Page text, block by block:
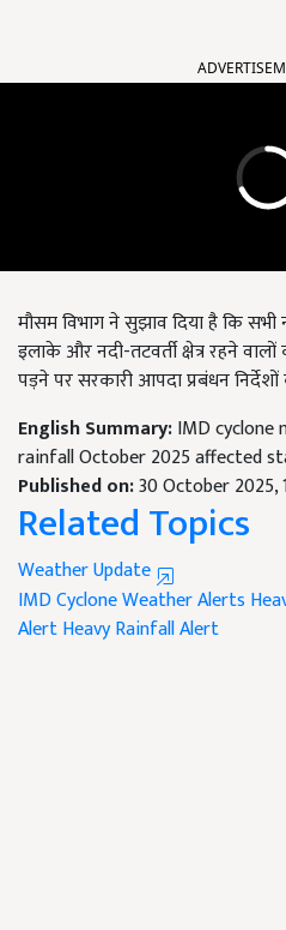
मौसम विभाग ने सुझाव दिया है कि
इलाके और नदी-तटवर्ती क्षेत्र रहने
पड़ने पर सरकारी आपदा प्रबंधन
English Summary:IMD
rainfall October 2025 affected
Published on:30 October 2025,
Related Topics
Weather Update
IMD CycloneWeather Alerts
AlertHeavy Rainfall Alert